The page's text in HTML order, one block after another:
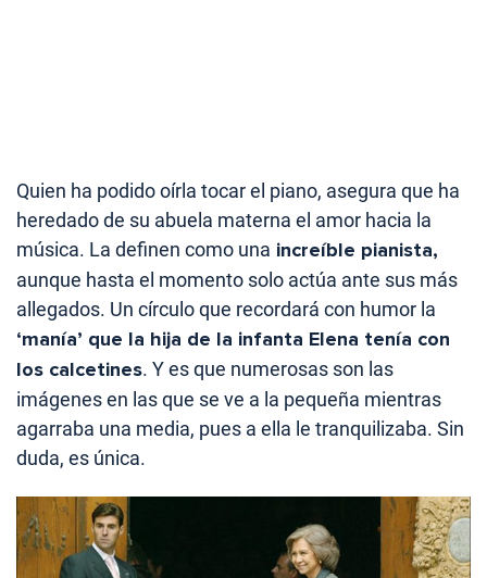
Quien ha podido oírla tocar el piano, asegura que ha
heredado de su abuela materna el amor hacia la
música. La definen como una increíble pianista,
aunque hasta el momento solo actúa ante sus más
allegados. Un círculo que recordará con humor la
‘manía’ que la hija de la infanta Elena tenía con
los calcetines. Y es que numerosas son las
imágenes en las que se ve a la pequeña mientras
agarraba una media, pues a ella le tranquilizaba. Sin
duda, es única.